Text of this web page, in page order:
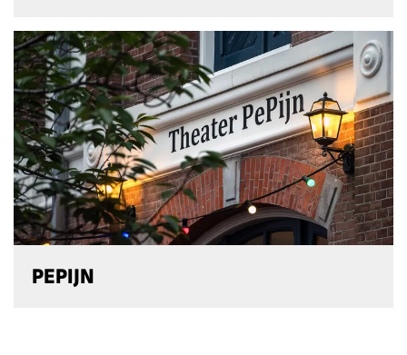
PEPIJN